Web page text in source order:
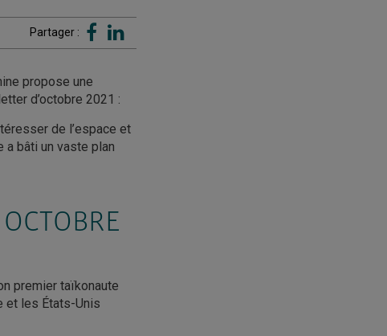
Partager :
propose une
d’octobre 2021 :
de l’espace et
a bâti un vaste plan
premier taïkonaute
et les États-Unis